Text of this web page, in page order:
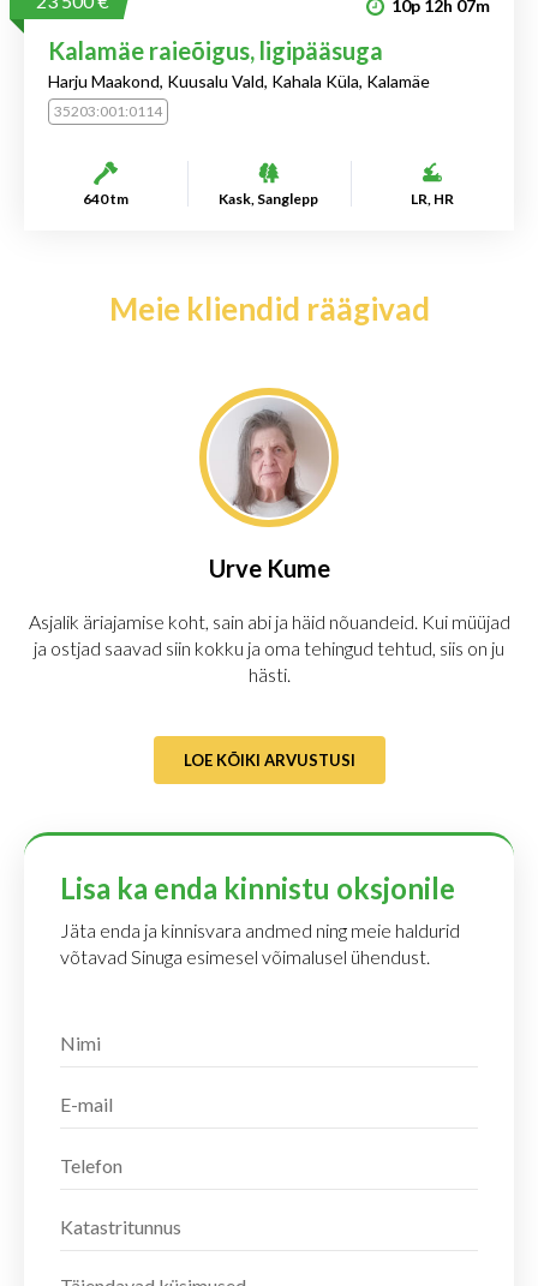
10p 12h 07m
Kalamäe raieõigus, ligipääsuga
Harju Maakond, Kuusalu Vald, Kahala Küla, Kalamäe
35203:001:0114
640 tm Kask, Sanglepp LR, HR
Meie kliendid räägivad
Urve Kume
Asjalik äriajamise koht, sain abi ja häid nõuandeid. Kui müüjad
ja ostjad saavad siin kokku ja oma tehingud tehtud, siis on ju
hästi.
LOE KÕIKI ARVUSTUSI
Lisa ka enda kinnistu oksjonile
Jäta enda ja kinnisvara andmed ning meie haldurid
võtavad Sinuga esimesel võimalusel ühendust.